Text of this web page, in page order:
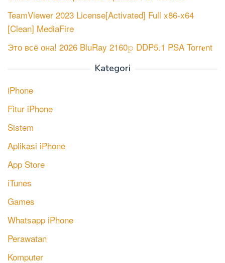
TeamViewer 2023 License[Activated] Full x86-x64
[Clean] MediaFire
Это всё она! 2026 BluRay 2160𝚙 DDP5.1 PSA Torr𝐞nt
Kategori
iPhone
Fitur iPhone
Sistem
Aplikasi iPhone
App Store
iTunes
Games
Whatsapp iPhone
Perawatan
Komputer